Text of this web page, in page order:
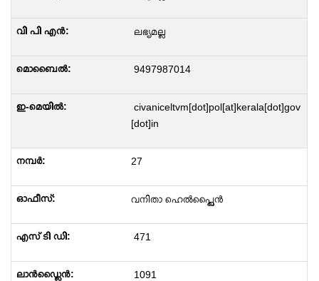
ലഭ്യമല്ല
9497987014
civaniceltvm[dot]pol[at]kerala[dot]gov
[dot]in
27
വനിതാ ഹെൽപ്പ്ലൈൻ
471
1091